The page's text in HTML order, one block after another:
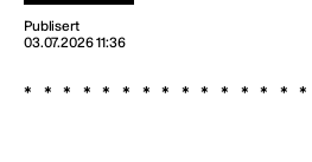
Publisert
03.07.2026 11:36